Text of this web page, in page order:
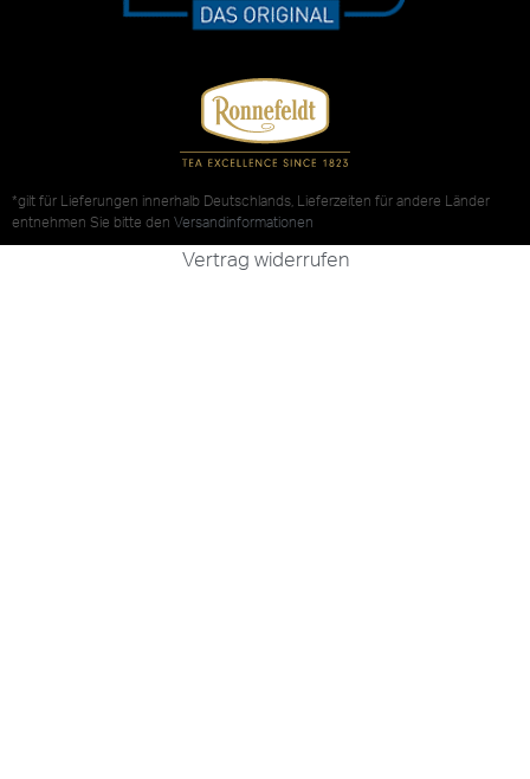
*gilt für Lieferungen innerhalb Deutschlands, Lieferzeiten für andere Länder
entnehmen Sie bitte den Versandinformationen
Vertrag widerrufen